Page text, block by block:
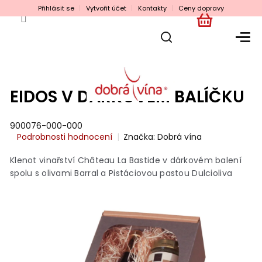
na
Přihlásit se Vytvořit účet Kontakty Ceny dopravy
NÁKUPNÍ
EIDOS V DÁRKOVÉM BALÍČKU
900076-000-000
Průměrné
produktu
je
Podrobnosti hodnocení Značka:Dobrá vína
Klenot vinařství Château La Bastide v dárkovém balení
spolu s olivami Barral a Pistáciovou pastou Dulcioliva